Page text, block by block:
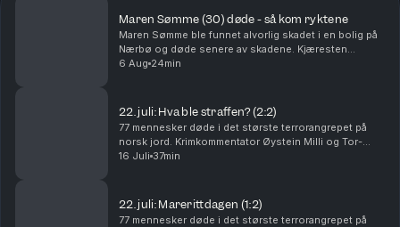
Maren Sømme (30) døde - så kom ryktene
Maren Sømme ble funnet alvorlig skadet i en bolig på
Nærbø og døde senere av skadene. Kjæresten
hennes er siktet for drap, men nekter straffskyld. I
6 Aug 24min
22. juli: Hva ble straffen? (2:2)
77 mennesker døde i det største terrorangrepet på
norsk jord. Krimkommentator Øystein Milli og Tor-
Erling Thømt Ruud går gjennom etterspillet av 22. juli i
16 Juli 37min
22. juli: Marerittdagen (1:2)
77 mennesker døde i det største terrorangrepet på